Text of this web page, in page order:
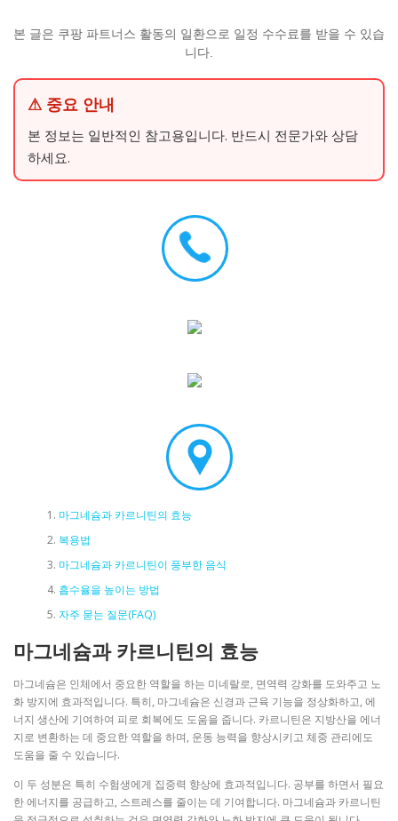
본 글은 쿠팡 파트너스 활동의 일환으로 일정 수수료를 받을 수 있습
니다.
⚠ 중요 안내
본 정보는 일반적인 참고용입니다. 반드시 전문가와 상담
하세요.
마그네슘과 카르니틴의 효능
복용법
마그네슘과 카르니틴이 풍부한 음식
흡수율을 높이는 방법
자주 묻는 질문(FAQ)
마그네슘과 카르니틴의 효능
마그네슘은 인체에서 중요한 역할을 하는 미네랄로, 면역력 강화를 도와주고 노
화 방지에 효과적입니다. 특히, 마그네슘은 신경과 근육 기능을 정상화하고, 에
너지 생산에 기여하여 피로 회복에도 도움을 줍니다. 카르니틴은 지방산을 에너
지로 변환하는 데 중요한 역할을 하며, 운동 능력을 향상시키고 체중 관리에도
도움을 줄 수 있습니다.
이 두 성분은 특히 수험생에게 집중력 향상에 효과적입니다. 공부를 하면서 필요
한 에너지를 공급하고, 스트레스를 줄이는 데 기여합니다. 마그네슘과 카르니틴